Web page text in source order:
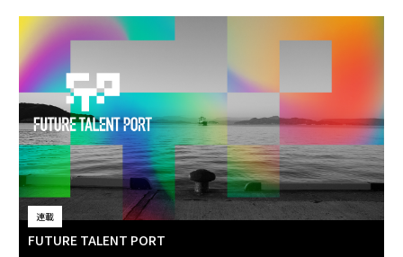
連載
FUTURE TALENT PORT